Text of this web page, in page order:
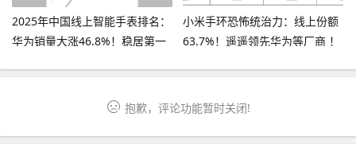
2025年中国线上智能手表排名：
华为销量大涨46.8%！稳居第一
小米手环恐怖统治力：线上份额
63.7%！遥遥领先华为等厂商 ！
抱歉，评论功能暂时关闭!